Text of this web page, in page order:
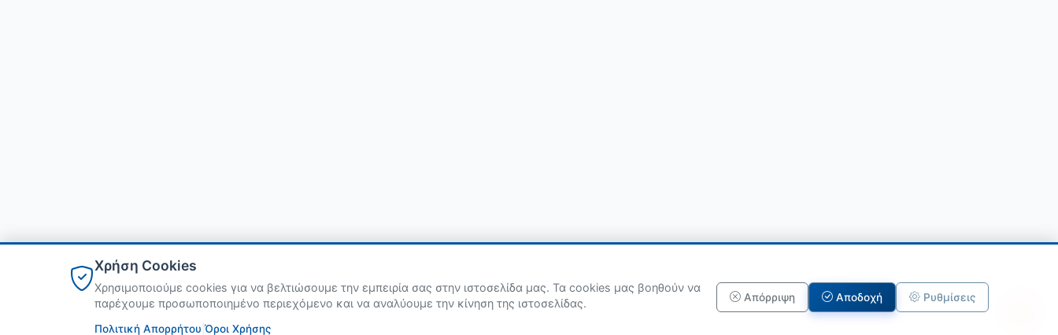
Χρήση Cookies
Χρησιμοποιούμε cookies για να βελτιώσουμε την εμπειρία σας στην ιστοσελίδα μας. Τα cookies μας βοηθούν να
παρέχουμε προσωποποιημένο περιεχόμενο και να αναλύουμε την κίνηση της ιστοσελίδας.
Πολιτική Απορρήτου Όροι Χρήσης
Απόρριψη Αποδοχή Ρυθμίσεις